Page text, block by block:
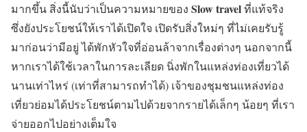
มากขึ้น สิ่งนี้นับว่าเป็นความหมายของ Slow travelที่แท้จริง
ซึ่งยังประโยชน์ให้เราได้เปิดใจ เปิดรับสิ่งใหม่ๆ ที่ไม่เคยรับรู้
มาก่อนว่ามีอยู่ ได้พักหัวใจที่อ่อนล้าจากเรื่องต่างๆ นอกจากนี้
หากเราได้ใช้เวลาในการละเลียด นิ่งพักในแหล่งท่องเที่ยวได้
นานเท่าไหร่ (เท่าที่สามารถทำได้) เจ้าของชุมชนแหล่งท่อง
เที่ยวย่อมได้ประโยชน์ตามไปด้วยจากรายได้เล็กๆ น้อยๆ ที่เรา
จ่ายออกไปอย่างเต็มใจ